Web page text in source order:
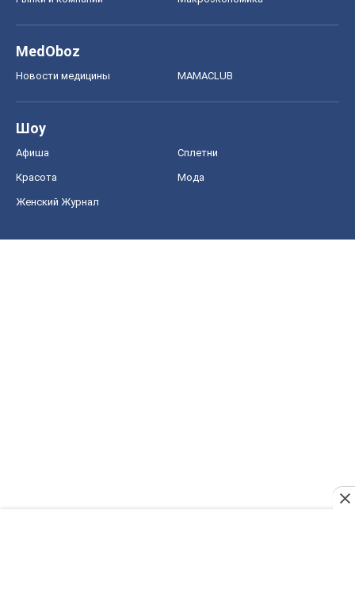
MedOboz
Новости медицины MAMACLUB
Шоу
Афиша Сплетни
Красота Мода
Женский Журнал